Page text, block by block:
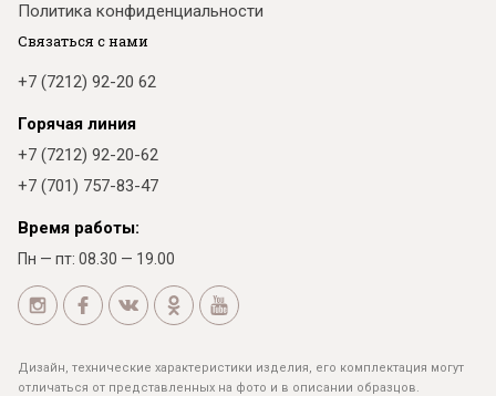
Политика конфиденциальности
Связаться с нами
+7 (7212) 92-20 62
Горячая линия
+7 (7212) 92-20-62
+7 (701) 757-83-47
Время работы:
Пн — пт: 08.30 — 19.00
Дизайн, технические характеристики изделия, его комплектация могут
отличаться от представленных на фото и в описании образцов.